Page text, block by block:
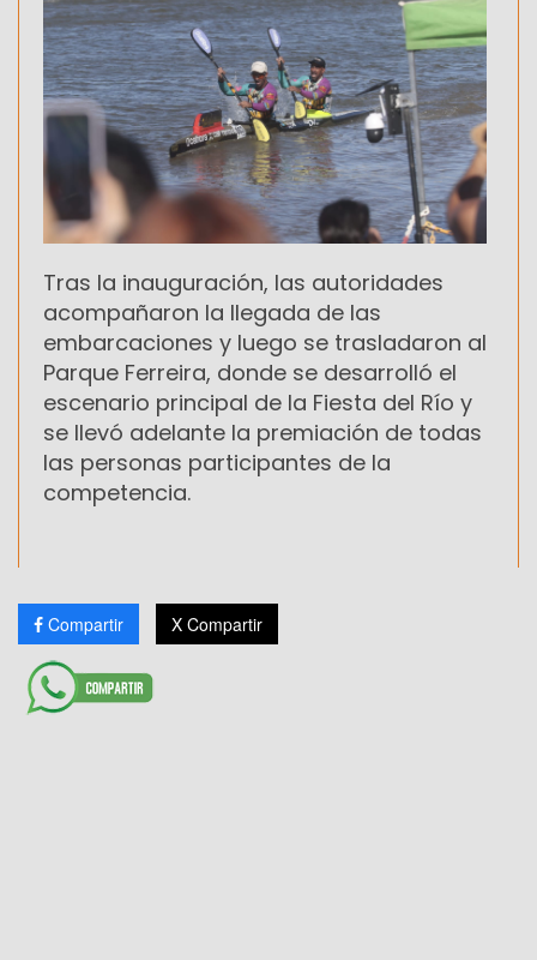
Tras la inauguración, las autoridades
acompañaron la llegada de las
embarcaciones y luego se trasladaron al
Parque Ferreira, donde se desarrolló el
escenario principal de la Fiesta del Río y
se llevó adelante la premiación de todas
las personas participantes de la
competencia.
Compartir X Compartir